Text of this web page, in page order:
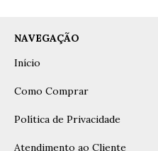
NAVEGAÇÃO
Início
Como Comprar
Política de Privacidade
Atendimento ao Cliente